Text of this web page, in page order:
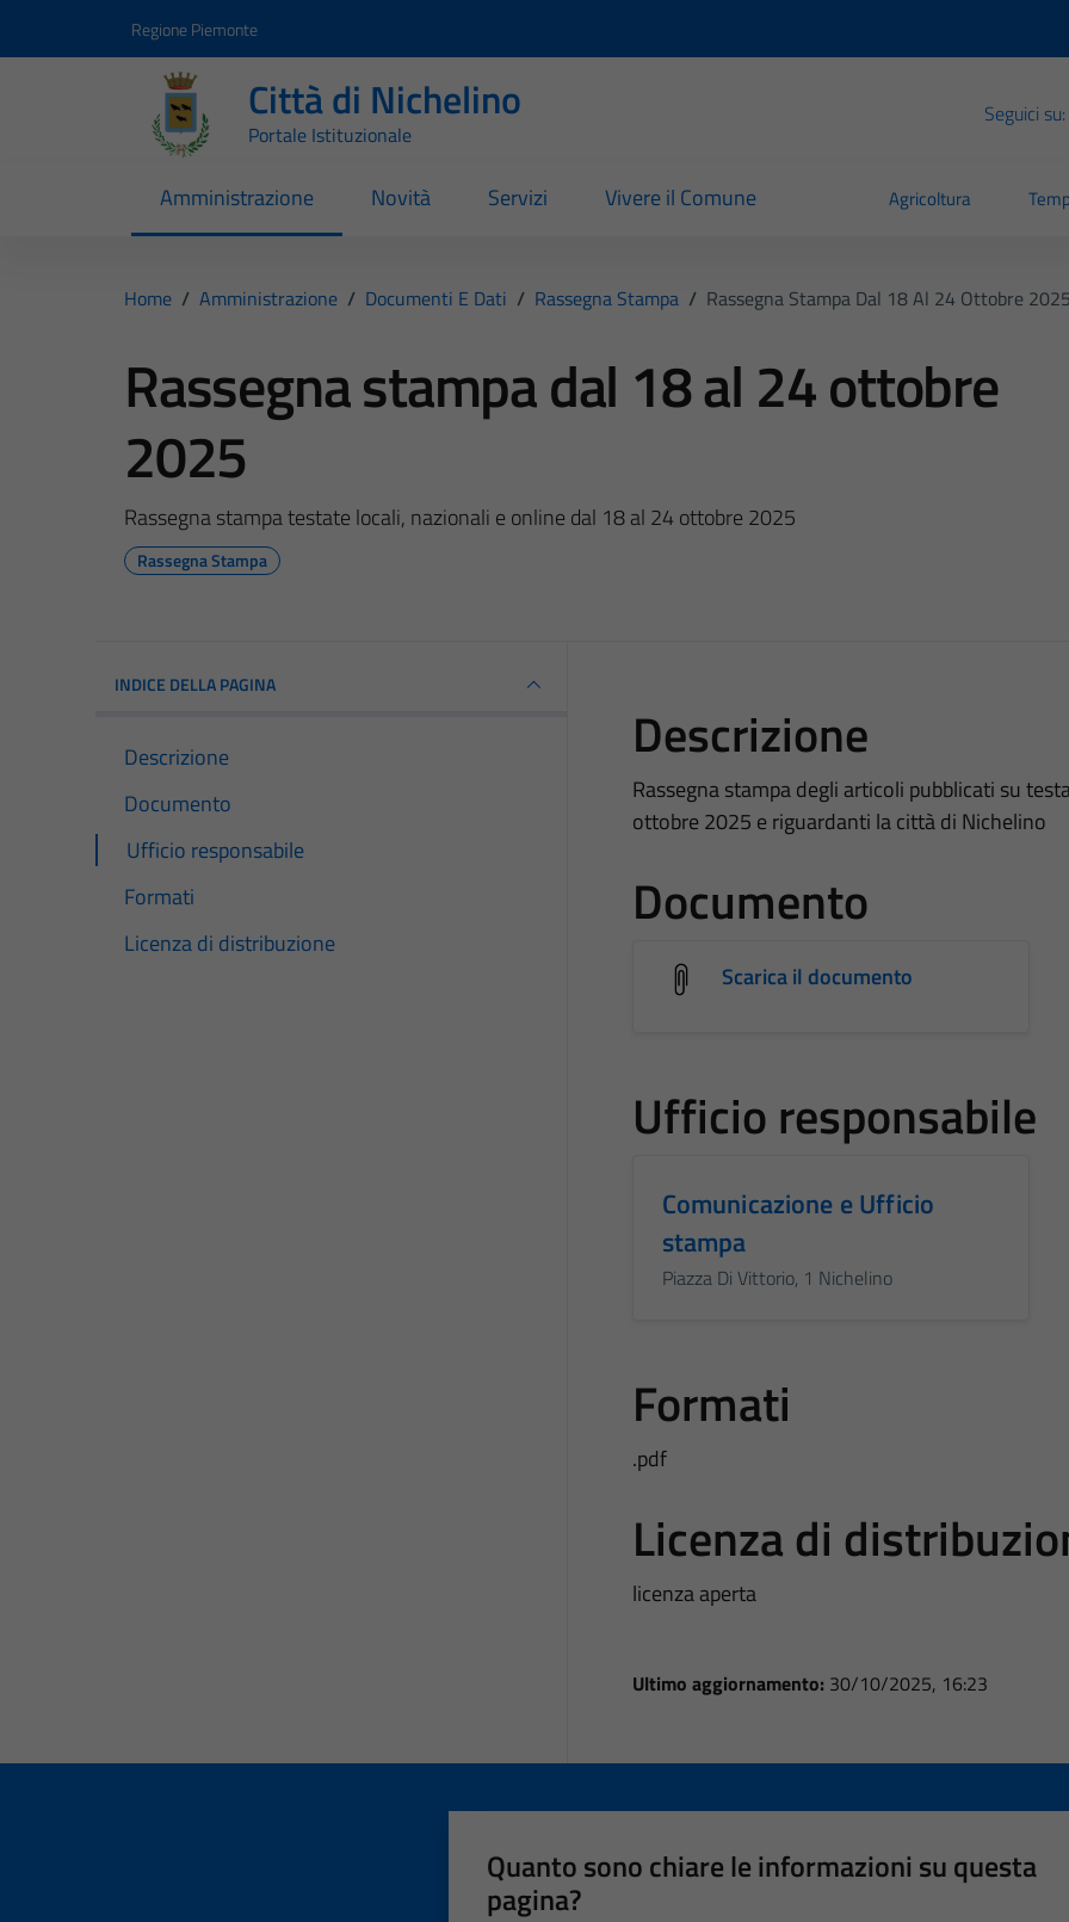
Regione Piemonte
Città di Nichelino
Portale Istituzionale
Seguici su:
Amministrazione Novità Servizi Vivere il Comune Agricoltura
Home / Amministrazione / Documenti E Dati / Rassegna Stampa / Rassegna Stampa Dal 18 Al 24 Ottobre
Rassegna stampa dal 18 al 24 ottobre
2025
Rassegna stampa testate locali, nazionali e online dal 18 al 24 ottobre 2025
Rassegna Stampa
INDICE DELLA PAGINA
Descrizione
Documento
Ufficio responsabile
Formati
Licenza di distribuzione
Descrizione
Rassegna stampa degli articoli pubblicati su
ottobre 2025 e riguardanti la città di Nichelino
Documento
Scarica il documento
Ufficio responsabile
Comunicazione e Ufficio
stampa
Piazza Di Vittorio, 1 Nichelino
Formati
.pdf
Licenza di
licenza aperta
Ultimo aggiornamento: 30/10/2025, 16:23
Quanto sono chiare le informazioni su questa
pagina?